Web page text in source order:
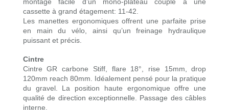
cassette à grand étagement: 11-42.
Les manettes ergonomiques offrent une parfaite prise
en main du vélo, ainsi qu’un freinage hydraulique
puissant et précis.
Cintre
Cintre GR carbone Stiff, flare 18°, rise 15mm, drop
120mm reach 80mm. Idéalement pensé pour la pratique
du gravel. La position haute ergonomique offre une
qualité de direction exceptionnelle. Passage des câbles
interne.